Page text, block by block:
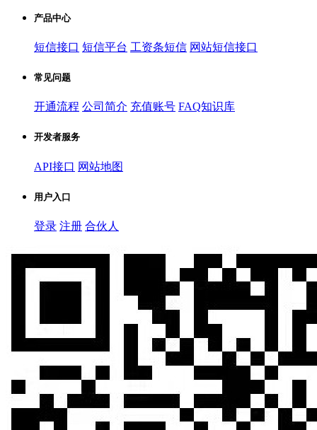
产品中心
短信接口 短信平台 工资条短信 网站短信接口
常见问题
开通流程 公司简介 充值账号 FAQ知识库
开发者服务
API接口 网站地图
用户入口
登录 注册 合伙人